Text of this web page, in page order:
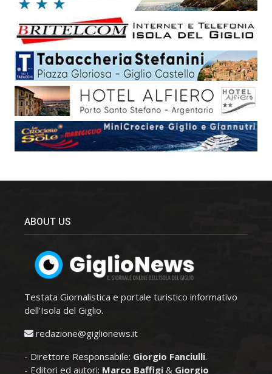
ABOUT US
Testata Giornalistica e portale turistico informativo
dell'Isola del Giglio.
redazione@giglionews.it
- Direttore Responsabile: Giorgio Fanciulli.
- Editori ed autori: Marco Baffigi & Giorgio